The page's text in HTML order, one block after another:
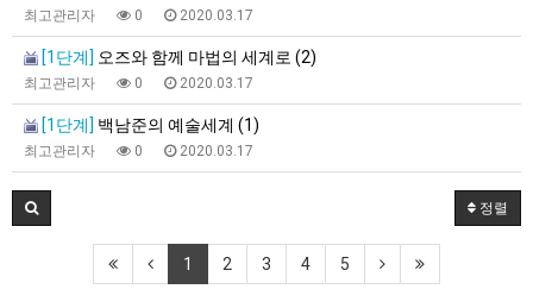
최고관리자 0 2020.03.17
[1단계] 오즈와 함께 마법의 세계로 (2)
최고관리자 0 2020.03.17
[1단계] 백남준의 예술세계 (1)
최고관리자 0 2020.03.17
정렬
1 2 3 4 5